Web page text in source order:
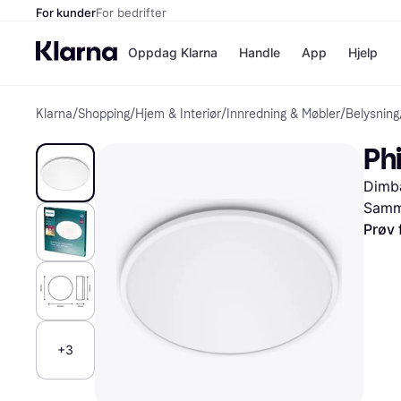
For kunderFor bedrifter
Oppdag Klarna
Betal nå
Betal i 3
Betal innen
Finansiering
Handle
Butikker
App Hjelp
Klarna/Shopping/Hjem & Interiør/ Innredning & Møbler/Belysning
+3
Prøv